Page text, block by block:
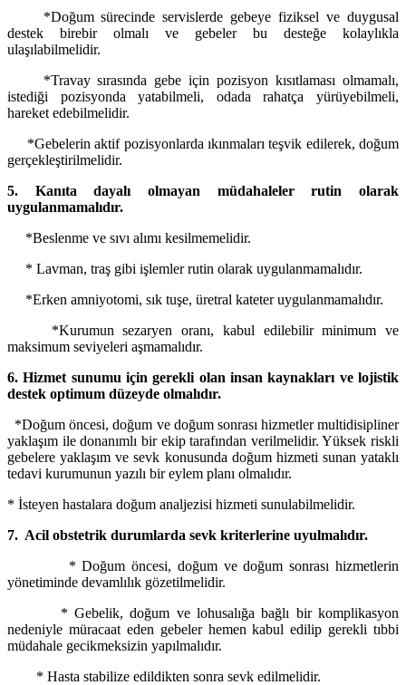
*Doğum sürecinde servislerde gebeye fiziksel ve duygusal
destek birebir olmalı ve gebeler bu desteğe kolaylıkla
ulaşılabilmelidir.
*Travay sırasında gebe için pozisyon kısıtlaması olmamalı,
istediği pozisyonda yatabilmeli, odada rahatça yürüyebilmeli,
hareket edebilmelidir.
*Gebelerin aktif pozisyonlarda ıkınmaları teşvik edilerek, doğum
gerçekleştirilmelidir.
5. Kanıta dayalı olmayan müdahaleler rutin olarak
uygulanmamalıdır.
*Beslenme ve sıvı alımı kesilmemelidir.
* Lavman, traş gibi işlemler rutin olarak uygulanmamalıdır.
*Erken amniyotomi, sık tuşe, üretral kateter uygulanmamalıdır.
*Kurumun sezaryen oranı, kabul edilebilir minimum ve
maksimum seviyeleri aşmamalıdır.
6. Hizmet sunumu için gerekli olan insan kaynakları ve lojistik
destek optimum düzeyde olmalıdır.
*Doğum öncesi, doğum ve doğum sonrası hizmetler multidisipliner
yaklaşım ile donanımlı bir ekip tarafından verilmelidir. Yüksek riskli
gebelere yaklaşım ve sevk konusunda doğum hizmeti sunan yataklı
tedavi kurumunun yazılı bir eylem planı olmalıdır.
* İsteyen hastalara doğum analjezisi hizmeti sunulabilmelidir.
7. Acil obstetrik durumlarda sevk kriterlerine uyulmalıdır.
* Doğum öncesi, doğum ve doğum sonrası hizmetlerin
yönetiminde devamlılık gözetilmelidir.
* Gebelik, doğum ve lohusalığa bağlı bir komplikasyon
nedeniyle müracaat eden gebeler hemen kabul edilip gerekli tıbbi
müdahale gecikmeksizin yapılmalıdır.
* Hasta stabilize edildikten sonra sevk edilmelidir.